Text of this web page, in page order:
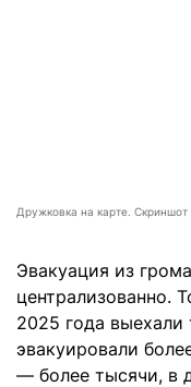
Дружковка на карте.
Эвакуация из
централизованно.
2025 года
эвакуировали
— более тысячи, в